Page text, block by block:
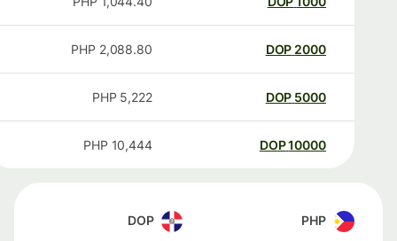
2000
DOP
2,088.80
PHP
5000
DOP
5,222
PHP
10000
DOP
10,444
PHP
PHP
DOP